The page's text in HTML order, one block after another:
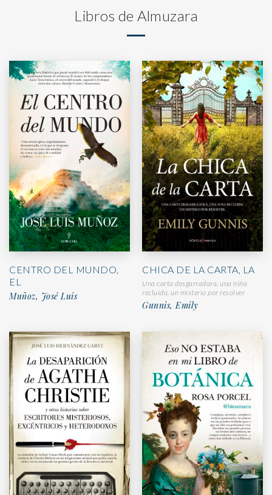
Libros de Almuzara
CENTRO DEL MUNDO,
EL
Muñoz, José Luis
CHICA DE LA CARTA, LA
Una carta desgarradora, una niña
recluida, un misterio por resolver
Gunnis, Emily